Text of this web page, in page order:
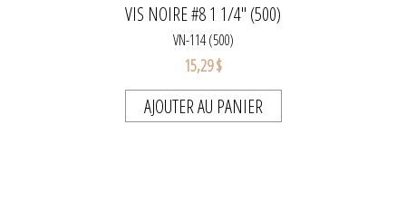
VIS NOIRE #8 1 1/4" (500)
VN-114 (500)
15,29 $
AJOUTER AU PANIER